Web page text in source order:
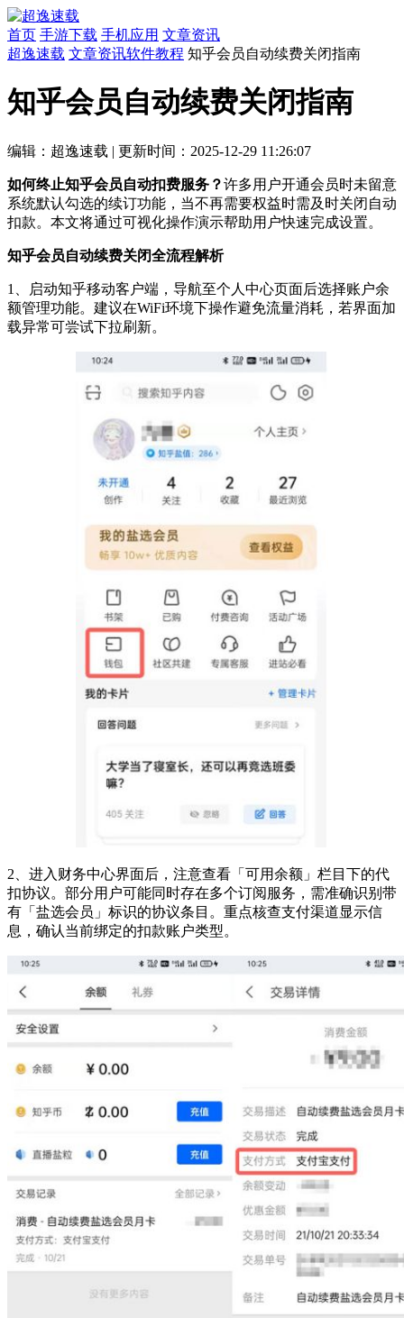
首页 手游下载 手机应用 文章资讯
超逸速载 文章资讯软件教程 知乎会员自动续费关闭指南
知乎会员自动续费关闭指南
编辑：超逸速载 | 更新时间：2025-12-29 11:26:07
如何终止知乎会员自动扣费服务？许多用户开通会员时未留意
系统默认勾选的续订功能，当不再需要权益时需及时关闭自动
扣款。本文将通过可视化操作演示帮助用户快速完成设置。
知乎会员自动续费关闭全流程解析
1、启动知乎移动客户端，导航至个人中心页面后选择账户余
额管理功能。建议在WiFi环境下操作避免流量消耗，若界面加
载异常可尝试下拉刷新。
2、进入财务中心界面后，注意查看「可用余额」栏目下的代
扣协议。部分用户可能同时存在多个订阅服务，需准确识别带
有「盐选会员」标识的协议条目。重点核查支付渠道显示信
息，确认当前绑定的扣款账户类型。